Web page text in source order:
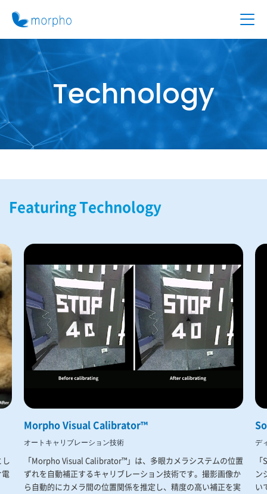
Technology
Featuring Technology
Morpho Visual Calibrator™
オートキャリブレーション技術
「Morpho Visual Calibrator™」は、多眼カメラシステムの位置
ずれを自動補正するキャリブレーション技術です。撮影画像か
ら自動的にカメラ間の位置関係を推定し、精度の高い補正を実
デ
ン
い